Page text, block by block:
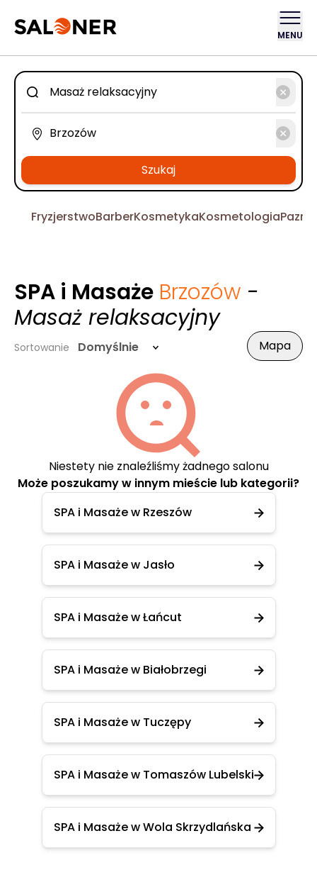
MENU
Szukaj
FryzjerstwoBarberKosmetykaKosmetologia
SPA i Masaże Brzozów -
Masaż relaksacyjny
Sortowanie Domyślnie Mapa
Niestety nie znaleźliśmy żadnego salonu
Może poszukamy w innym mieście lub kategorii?
SPA i Masaże w Rzeszów
SPA i Masaże w Jasło
SPA i Masaże w Łańcut
SPA i Masaże w Białobrzegi
SPA i Masaże w Tuczępy
SPA i Masaże w Tomaszów Lubelski
SPA i Masaże w Wola Skrzydlańska